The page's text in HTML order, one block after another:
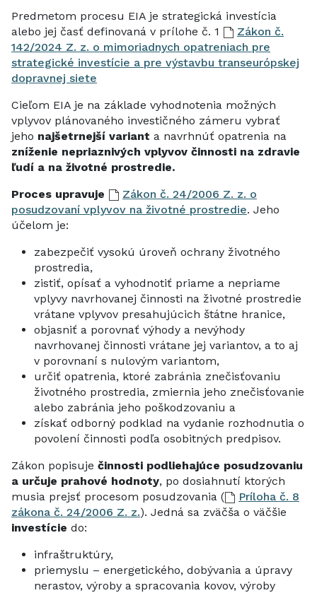
Predmetom procesu EIA je strategická investícia
alebo jej časť definovaná v prílohe č. 1
Zákon č.
142/2024 Z. z. o mimoriadnych opatreniach pre
strategické investície a pre výstavbu transeurópskej
dopravnej siete
Cieľom EIA je na základe vyhodnotenia možných
vplyvov plánovaného investičného zámeru vybrať
jeho najšetrnejší variant a navrhnúť opatrenia na
zníženie nepriaznivých vplyvov činnosti na zdravie
ľudí a na životné prostredie.
Proces upravuje
Zákon č. 24/2006 Z. z. o
posudzovaní vplyvov na životné prostredie. Jeho
účelom je:
zabezpečiť vysokú úroveň ochrany životného
prostredia,
zistiť, opísať a vyhodnotiť priame a nepriame
vplyvy navrhovanej činnosti na životné prostredie
vrátane vplyvov presahujúcich štátne hranice,
objasniť a porovnať výhody a nevýhody
navrhovanej činnosti vrátane jej variantov, a to aj
v porovnaní s nulovým variantom,
určiť opatrenia, ktoré zabránia znečisťovaniu
životného prostredia, zmiernia jeho znečisťovanie
alebo zabránia jeho poškodzovaniu a
získať odborný podklad na vydanie rozhodnutia o
povolení činnosti podľa osobitných predpisov.
Zákon popisuje činnosti podliehajúce posudzovaniu
a určuje prahové hodnoty, po dosiahnutí ktorých
musia prejsť procesom posudzovania (
Príloha č. 8
zákona č. 24/2006 Z. z.). Jedná sa zväčša o väčšie
investície do:
infraštruktúry,
priemyslu – energetického, dobývania a úpravy
nerastov, výroby a spracovania kovov, výroby